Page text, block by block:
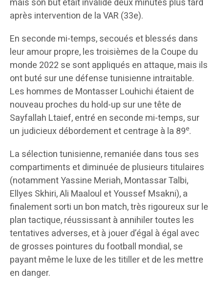
mais son but était invalidé deux minutes plus tard
après intervention de la VAR (33e).
En seconde mi-temps, secoués et blessés dans
leur amour propre, les troisièmes de la Coupe du
monde 2022 se sont appliqués en attaque, mais ils
ont buté sur une défense tunisienne intraitable.
Les hommes de Montasser Louhichi étaient de
nouveau proches du hold-up sur une tête de
Sayfallah Ltaief, entré en seconde mi-temps, sur
un judicieux débordement et centrage à la 89e.
La sélection tunisienne, remaniée dans tous ses
compartiments et diminuée de plusieurs titulaires
(notamment Yassine Meriah, Montassar Talbi,
Ellyes Skhiri, Ali Maaloul et Youssef Msakni), a
finalement sorti un bon match, très rigoureux sur le
plan tactique, réussissant à annihiler toutes les
tentatives adverses, et à jouer d’égal à égal avec
de grosses pointures du football mondial, se
payant même le luxe de les titiller et de les mettre
en danger.